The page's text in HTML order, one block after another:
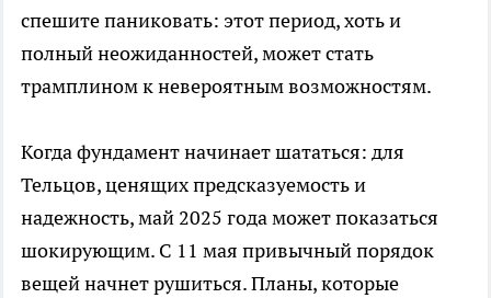
спешите паниковать: этот период, хоть и
полный неожиданностей, может стать
трамплином к невероятным возможностям.
Когда фундамент начинает шататься: для
Тельцов, ценящих предсказуемость и
надежность, май 2025 года может показаться
шокирующим. С 11 мая привычный порядок
вещей начнет рушиться. Планы, которые